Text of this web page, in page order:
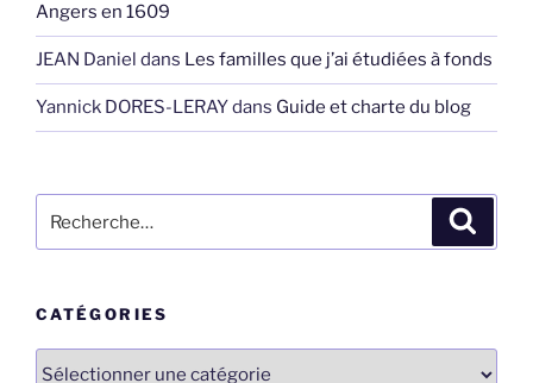
Angers en 1609
JEAN Daniel dans Les familles que j’ai étudiées à fonds
Yannick DORES-LERAYdans Guide et charte du blog
pour
CATÉGORIES
Catégories